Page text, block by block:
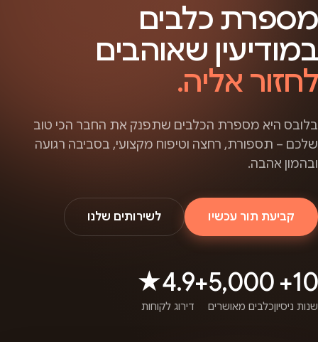
מספרת כלבים
במודיעין שאוהבים
לחזור אליה.
בלובס היא מספרת הכלבים שתפנק את החבר הכי טוב
שלכם – תספורת, רחצה וטיפוח מקצועי, בסביבה רגועה
ובהמון אהבה.
קביעת תור עכשיו לשירותים שלנו
10+
שנות ניסיון
5,000+
כלבים מאושרים
4.9★
דירוג לקוחות